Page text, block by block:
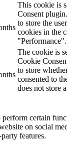
This cookie is
Consent
to store the
cookies in the
"Performance".
The cookie is
Cookie
to store
consented to
does not store
certain
on social
features.